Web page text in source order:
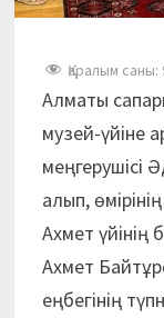
Қаралым саны:
Алматы
музей-үйіне
меңгерушісі
алып,
Ахмет үйінің
Ахмет
еңбегінің